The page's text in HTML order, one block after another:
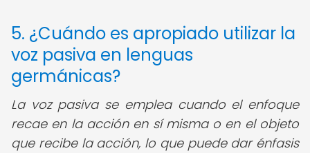
5. ¿Cuándo es apropiado utilizar la
voz pasiva en lenguas
germánicas?
La voz pasiva se emplea cuando el enfoque
recae en la acción en sí misma o en el objeto
que recibe la acción, lo que puede dar énfasis